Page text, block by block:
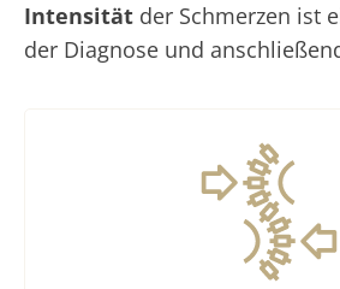
Intensität der Schmerzen ist
der Diagnose und